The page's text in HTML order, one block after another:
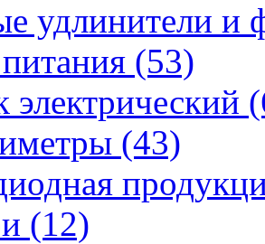
удлинители и
(53)
электрический
(43)
(12)